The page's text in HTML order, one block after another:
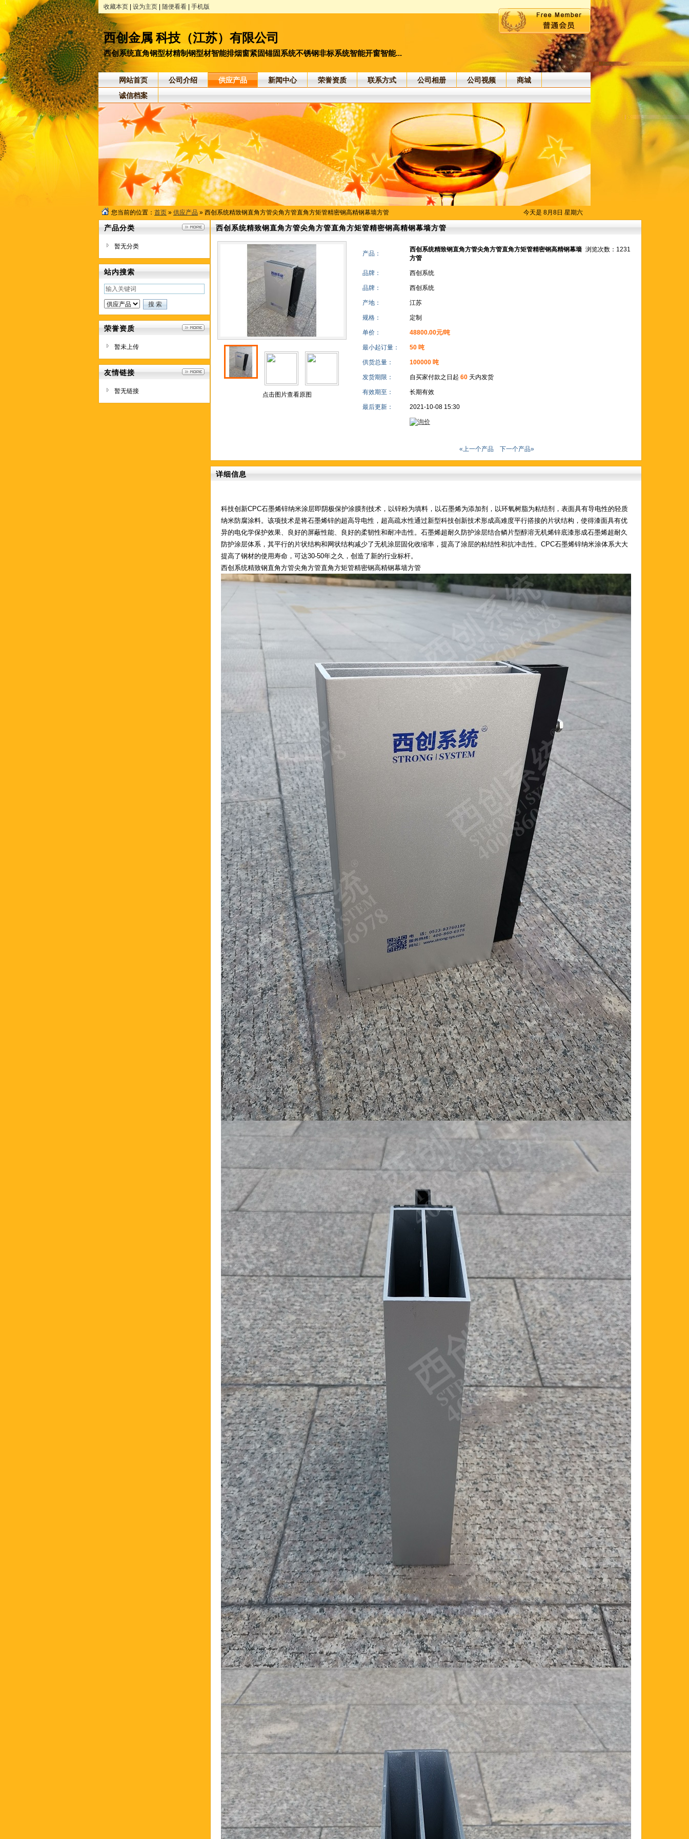
收藏本页 设为主页 随便看看 手机版
西创金属 科技（江苏）有限公司
西创系统直角钢型材精制钢型材智能排烟窗紧固锚固系统不锈钢非标系统智能开窗智能...
网站首页 公司介绍 供应产品 新闻中心 荣誉资质 联系方式 公司相册 公司视频
商城
诚信档案
今天是 8月8日 星期六
您当前的位置： 首页 » 供应产品 » 西创系统精致钢直角方管尖角方管直角方矩管精密钢高精钢幕墙方管
产品分类
暂无分类
站内搜索
荣誉资质
暂未上传
友情链接
暂无链接
西创系统精致钢直角方管尖角方管直角方矩管精密钢高精钢幕墙方管
点击图片查看原图
产品：
浏览次数：1231
西创系统精致钢直角方管尖角方管直角方矩管精密钢高精钢幕墙
方管
品牌： 西创系统
品牌： 西创系统
产地： 江苏
规格： 定制
单价： 48800.00元/吨
最小起订量： 50 吨
供货总量： 100000 吨
发货期限： 自买家付款之日起 60 天内发货
有效期至： 长期有效
最后更新： 2021-10-08 15:30
«上一个产品 下一个产品»
详细信息
科技创新CPC石墨烯锌纳米涂层即阴极保护涂膜剂技术，以锌粉为填料，以石墨烯为添加剂，以环氧树脂为粘结剂，表面具有导电性的轻质
纳米防腐涂料。该项技术是将石墨烯锌的超高导电性，超高疏水性通过新型科技创新技术形成高难度平行搭接的片状结构，使得漆面具有优
异的电化学保护效果、良好的屏蔽性能、良好的柔韧性和耐冲击性。石墨烯超耐久防护涂层结合鳞片型醇溶无机烯锌底漆形成石墨烯超耐久
防护涂层体系，其平行的片状结构和网状结构减少了无机涂层固化收缩率，提高了涂层的粘结性和抗冲击性。CPC石墨烯锌纳米涂体系大大
提高了钢材的使用寿命，可达30-50年之久，创造了新的行业标杆。
西创系统精致钢直角方管尖角方管直角方矩管精密钢高精钢幕墙方管